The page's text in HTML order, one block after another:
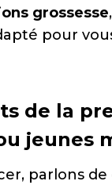
grossesse
pour
de la
jeunes
parlons de